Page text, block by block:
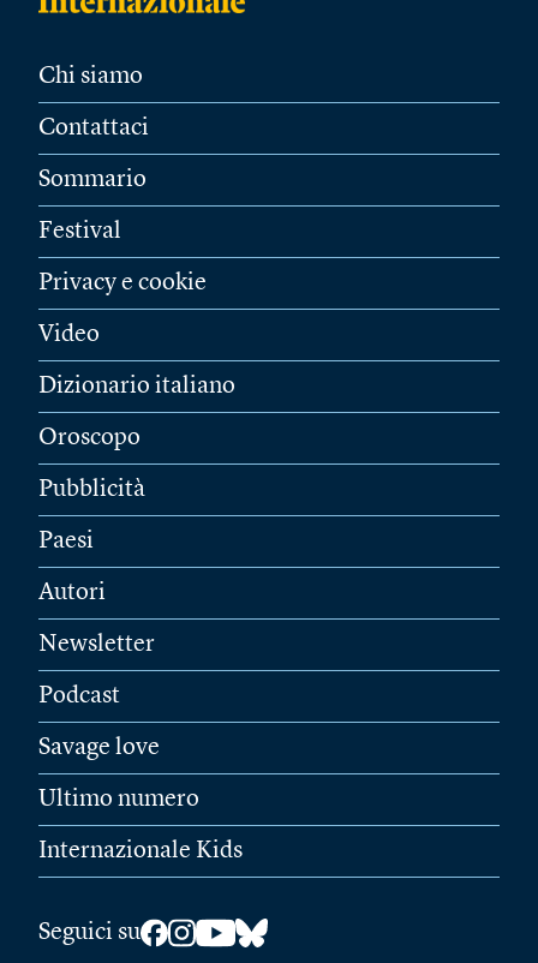
Chi siamo
Contattaci
Sommario
Festival
Privacy e cookie
Video
Dizionario italiano
Oroscopo
Pubblicità
Paesi
Autori
Newsletter
Podcast
Savage love
Ultimo numero
Internazionale Kids
Seguici su